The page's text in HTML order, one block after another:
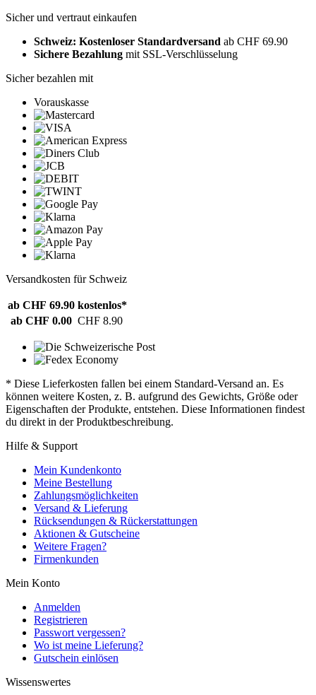
Sicher und vertraut einkaufen
Schweiz: Kostenloser Standardversand ab CHF 69.90
Sichere Bezahlung mit SSL-Verschlüsselung
Sicher bezahlen mit
Vorauskasse
Versandkosten für Schweiz
ab CHF 69.90 kostenlos*
ab CHF 0.00 CHF 8.90
* Diese Lieferkosten fallen bei einem Standard-Versand an. Es
können weitere Kosten, z. B. aufgrund des Gewichts, Größe oder
Eigenschaften der Produkte, entstehen. Diese Informationen findest
du direkt in der Produktbeschreibung.
Hilfe & Support
Mein Kundenkonto
Meine Bestellung
Zahlungsmöglichkeiten
Versand & Lieferung
Rücksendungen & Rückerstattungen
Aktionen & Gutscheine
Weitere Fragen?
Firmenkunden
Mein Konto
Anmelden
Registrieren
Passwort vergessen?
Wo ist meine Lieferung?
Gutschein einlösen
Wissenswertes